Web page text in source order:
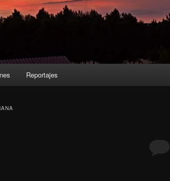
Reportajes